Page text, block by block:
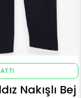
Nakışlı Bej